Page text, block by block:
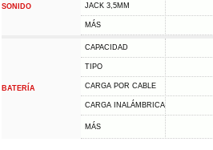
SONIDO JACK 3,5MM
MÁS
BATERÍA
CAPACIDAD
TIPO
CARGA POR CABLE
CARGA INALÁMBRICA
MÁS